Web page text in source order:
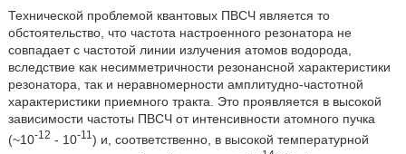
Технической проблемой квантовых ПВСЧ является то
обстоятельство, что частота настроенного резонатора не
совпадает с частотой линии излучения атомов водорода,
вследствие как несимметричности резонансной характеристики
резонатора, так и неравномерности амплитудно-частотной
характеристики приемного тракта. Это проявляется в высокой
зависимости частоты ПВСЧ от интенсивности атомного пучка
(~10-12 - 10-11 ) и, соответственно, в высокой температурной